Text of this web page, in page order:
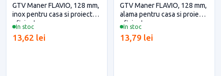
In stoc
GTV Maner FLAVIO, 128 mm,
inox pentru casa si proiecte
eficiente
13,62 lei
In stoc
GTV Maner FLAVIO, 128 mm,
alama pentru casa si proiecte
eficiente
13,79 lei